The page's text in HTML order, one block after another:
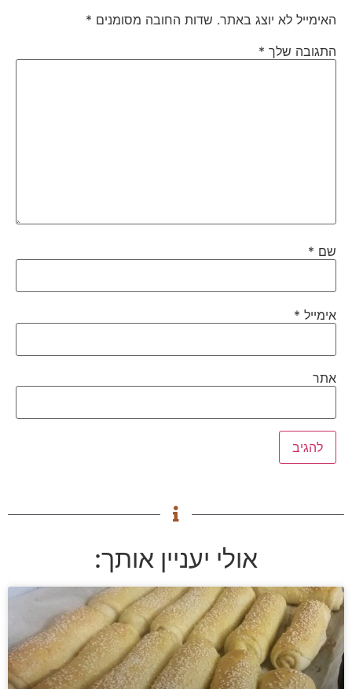
האימייל לא יוצג באתר. שדות החובה מסומנים*
התגובה שלך*
שם*
אימייל*
אתר
אולי יעניין אותך: